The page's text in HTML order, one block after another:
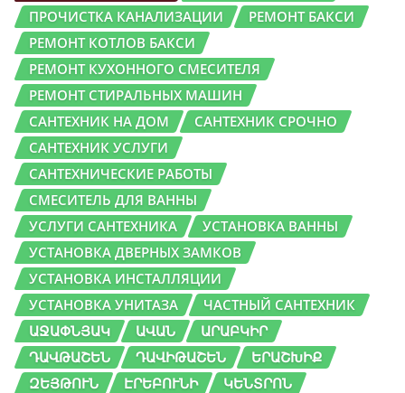
ПРОЧИСТКА КАНАЛИЗАЦИИ
РЕМОНТ БАКСИ
РЕМОНТ КОТЛОВ БАКСИ
РЕМОНТ КУХОННОГО СМЕСИТЕЛЯ
РЕМОНТ СТИРАЛЬНЫХ МАШИН
САНТЕХНИК НА ДОМ
САНТЕХНИК СРОЧНО
САНТЕХНИК УСЛУГИ
САНТЕХНИЧЕСКИЕ РАБОТЫ
СМЕСИТЕЛЬ ДЛЯ ВАННЫ
УСЛУГИ САНТЕХНИКА
УСТАНОВКА ВАННЫ
УСТАНОВКА ДВЕРНЫХ ЗАМКОВ
УСТАНОВКА ИНСТАЛЛЯЦИИ
УСТАНОВКА УНИТАЗА
ЧАСТНЫЙ САНТЕХНИК
ԱՋԱՓՆՅԱԿ
ԱՎԱՆ
ԱՐԱԲԿԻՐ
ԴԱՎԹԱՇԵՆ
ԴԱՎԻԹԱՇԵՆ
ԵՐԱՇԽԻՔ
ԶԵՅԹՈՒՆ
ԷՐԵԲՈՒՆԻ
ԿԵՆՏՐՈՆ